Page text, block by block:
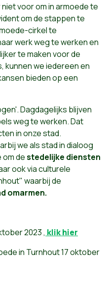
voor om in armoede te
om de stappen te
cirkel te
werk weg te werken en
te maken voor de
kunnen we iedereen en
bieden op een
Dagdagelijks blijven
weg te werken. Dat
in onze stad.
we als stad in dialoog
om destedelijke diensten
ook via culturele
waarbij de
omarmen.
2023 , klik hier
in Turnhout 17 oktober